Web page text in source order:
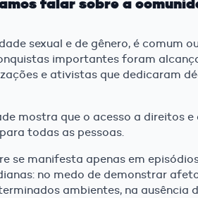
sexual e de gênero, é comum
importantes foram
e ativistas que dedicaram
mostra que o acesso a direitos
todas as pessoas.
se manifesta apenas em
no medo de demonstrar
ambientes, na ausência